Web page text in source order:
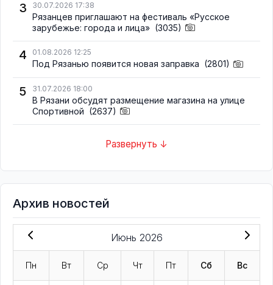
3 30.07.2026 17:38
Рязанцев приглашают на фестиваль «Русское
зарубежье: города и лица» (3035)
4 01.08.2026 12:25
Под Рязанью появится новая заправка (2801)
5 31.07.2026 18:00
В Рязани обсудят размещение магазина на улице
Спортивной (2637)
Развернуть ↓
Архив новостей
Июнь 2026
Пн Вт Ср Чт Пт Сб Вс